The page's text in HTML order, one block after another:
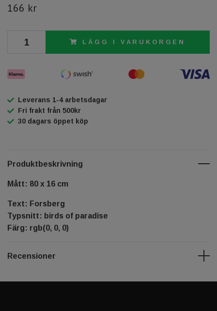
166 kr
LÄGG I VARUKORGEN
Leverans 1-4 arbetsdagar
Fri frakt från 500kr
30 dagars öppet köp
Produktbeskrivning
Mått: 80 x 16 cm
Text: Forsberg
Typsnitt: birds of paradise
Färg: rgb(0, 0, 0)
Recensioner